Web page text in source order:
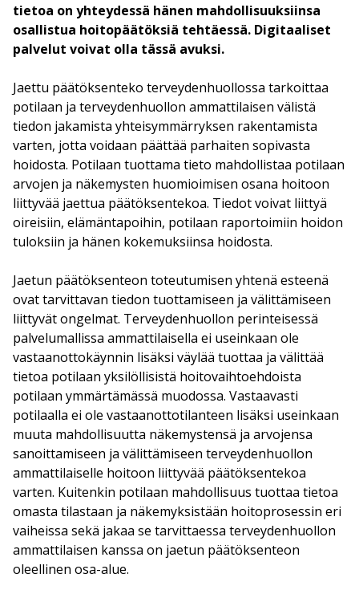
tietoa on yhteydessä hänen mahdollisuuksiinsa
osallistua hoitopäätöksiä tehtäessä. Digitaaliset
palvelut voivat olla tässä avuksi.
Jaettu päätöksenteko terveydenhuollossa tarkoittaa
potilaan ja terveydenhuollon ammattilaisen välistä
tiedon jakamista yhteisymmärryksen rakentamista
varten, jotta voidaan päättää parhaiten sopivasta
hoidosta. Potilaan tuottama tieto mahdollistaa potilaan
arvojen ja näkemysten huomioimisen osana hoitoon
liittyvää jaettua päätöksentekoa. Tiedot voivat liittyä
oireisiin, elämäntapoihin, potilaan raportoimiin hoidon
tuloksiin ja hänen kokemuksiinsa hoidosta.
Jaetun päätöksenteon toteutumisen yhtenä esteenä
ovat tarvittavan tiedon tuottamiseen ja välittämiseen
liittyvät ongelmat. Terveydenhuollon perinteisessä
palvelumallissa ammattilaisella ei useinkaan ole
vastaanottokäynnin lisäksi väylää tuottaa ja välittää
tietoa potilaan yksilöllisistä hoitovaihtoehdoista
potilaan ymmärtämässä muodossa. Vastaavasti
potilaalla ei ole vastaanottotilanteen lisäksi useinkaan
muuta mahdollisuutta näkemystensä ja arvojensa
sanoittamiseen ja välittämiseen terveydenhuollon
ammattilaiselle hoitoon liittyvää päätöksentekoa
varten. Kuitenkin potilaan mahdollisuus tuottaa tietoa
omasta tilastaan ja näkemyksistään hoitoprosessin eri
vaiheissa sekä jakaa se tarvittaessa terveydenhuollon
ammattilaisen kanssa on jaetun päätöksenteon
oleellinen osa-alue.